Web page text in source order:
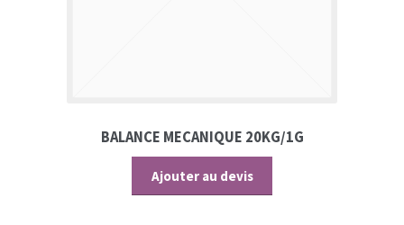
BALANCE MECANIQUE 20KG/1G
Ajouter au devis